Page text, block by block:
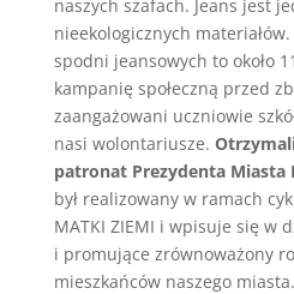
naszych szafach. Jeans jest
nieekologicznych
spodni jeansowych to około
kampanię społeczną przed
zaangażowani uczniowie
nasi wolontariusze.
patronat Prezydenta Miasta
był realizowany w ramach
MATKI ZIEMI i wpisuje się w
i promujące zrównoważony
mieszkańców naszego miasta.